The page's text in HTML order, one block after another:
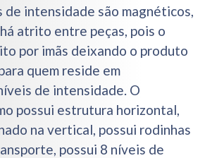
de intensidade são magnéticos,
atrito entre peças, pois o
por imãs deixando o produto
quem reside em
de intensidade. O
possui estrutura horizontal,
na vertical, possui rodinhas
possui 8 níveis de